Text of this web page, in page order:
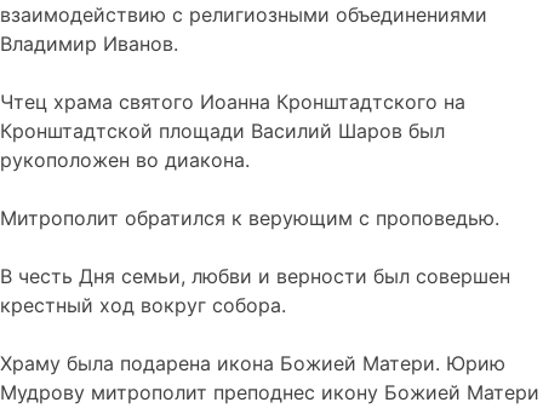
взаимодействию с религиозными объединениями
Владимир Иванов.
Чтец храма святого Иоанна Кронштадтского на
Кронштадтской площади Василий Шаров был
рукоположен во диакона.
Митрополит обратился к верующим с проповедью.
В честь Дня семьи, любви и верности был совершен
крестный ход вокруг собора.
Храму была подарена икона Божией Матери. Юрию
Мудрову митрополит преподнес икону Божией Матери